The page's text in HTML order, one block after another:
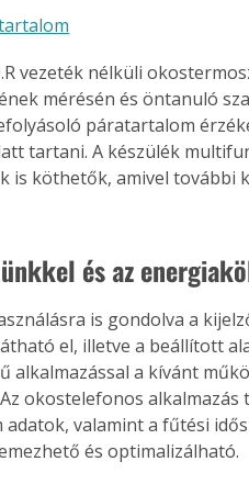
vezeték nélküli
mérésén és öntanuló
páratartalom
tartani. A készülék
is köthetők, amivel
és az
is gondolva a
el, illetve a beállított
alkalmazással a kívánt
okostelefonos
valamint a fűtési
és optimalizálható.